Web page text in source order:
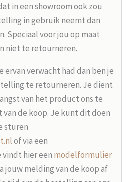
in een showroom ook zou
in gebruik neemt dan
voor jou op maat
niet te retourneren.
verwacht had dan ben je
te retourneren. Je dient
van het product ons te
de koop. Je kunt dit doen
sturen
of via een
hier een modelformulier
jouw melding van de koop af